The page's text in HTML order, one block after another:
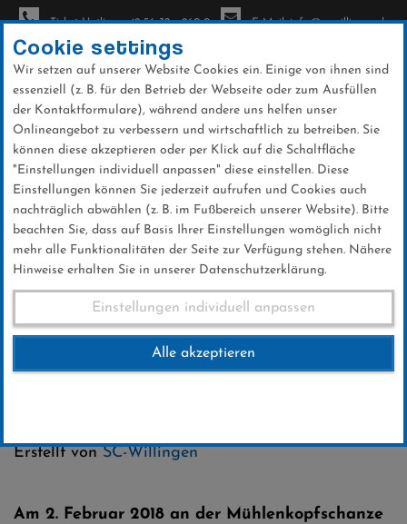
Direkt
zum
Inhalt
Ticket-Hotline: +49 56 32 - 960-0 E-Mail: info@sc-willingen.de
News
Eröffnungsfeier 2018 mit
"Scooter"
Erstellt vonSC-Willingen
Am 2. Februar 2018 an der Mühlenkopfschanze
Cookie settings
Wir setzen auf unserer Website Cookies ein. Einige von ihnen sind
essenziell (z. B. für den Betrieb der Webseite oder zum Ausfüllen
der Kontaktformulare), während andere uns helfen unser
Onlineangebot zu verbessern und wirtschaftlich zu betreiben. Sie
können diese akzeptieren oder per Klick auf die Schaltfläche
"Einstellungen individuell anpassen" diese einstellen. Diese
Einstellungen können Sie jederzeit aufrufen und Cookies auch
nachträglich abwählen (z. B. im Fußbereich unserer Website). Bitte
beachten Sie, dass auf Basis Ihrer Einstellungen womöglich nicht
mehr alle Funktionalitäten der Seite zur Verfügung stehen. Nähere
Hinweise erhalten Sie in unserer Datenschutzerklärung.
Einstellungen individuell anpassen
Alle akzeptieren